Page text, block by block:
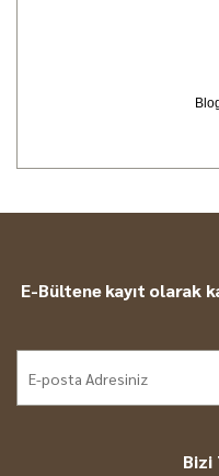
E-Bültene kayıt olarak
Bizi